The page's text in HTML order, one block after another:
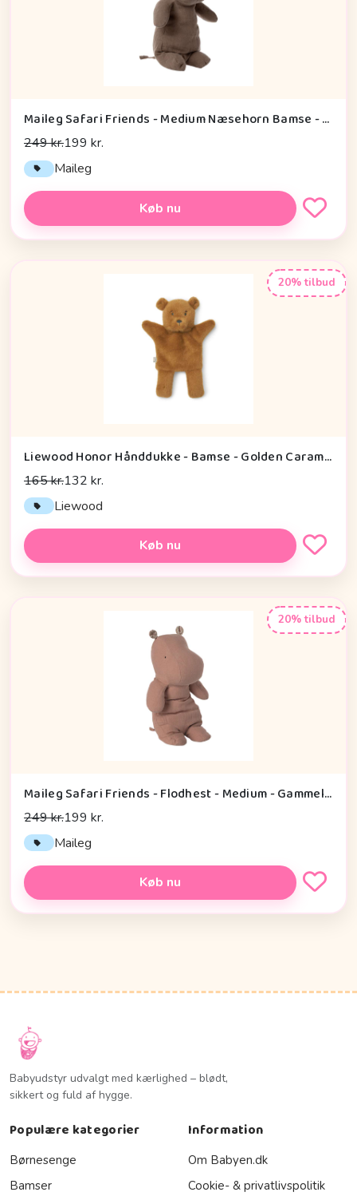
Maileg Safari Friends - Medium Næsehorn Bamse - Lysebrun
249 kr.199 kr.
Maileg
Køb nu
20% tilbud
Liewood Honor Hånddukke - Bamse - Golden Caramel
165 kr.132 kr.
Liewood
Køb nu
20% tilbud
Maileg Safari Friends - Flodhest - Medium - Gammel Rosa
249 kr.199 kr.
Maileg
Køb nu
Babyudstyr udvalgt med kærlighed – blødt,
sikkert og fuld af hygge.
Populære kategorier
Børnesenge
Bamser
Information
Om Babyen.dk
Cookie- & privatlivspolitik